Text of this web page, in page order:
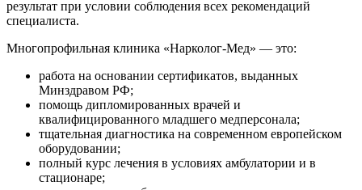
результат при условии соблюдения всех рекомендаций
специалиста.
Многопрофильная клиника «Нарколог-Мед» — это:
работа на основании сертификатов, выданных
Минздравом РФ;
помощь дипломированных врачей и
квалифицированного младшего медперсонала;
тщательная диагностика на современном европейском
оборудовании;
полный курс лечения в условиях амбулатории и в
стационаре;